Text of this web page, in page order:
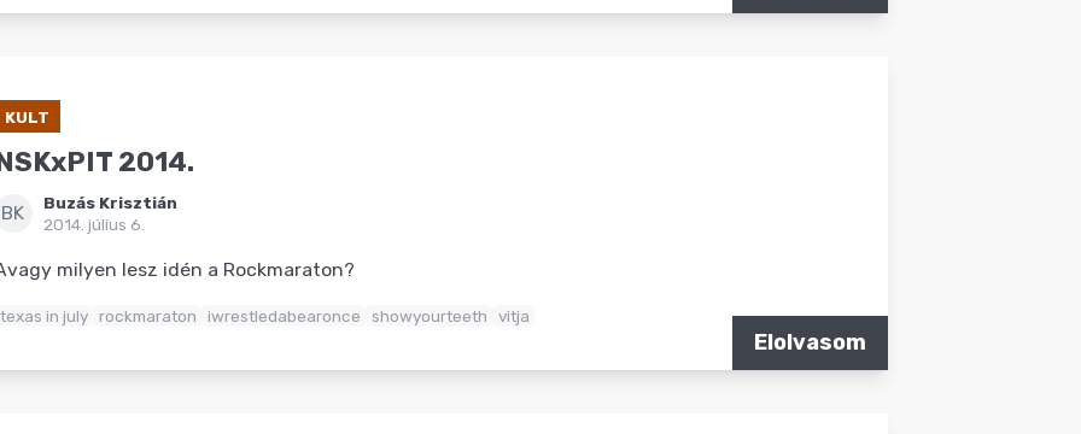
KULT
2014.
BK
Buzás Krisztián
2014. július 6.
milyen lesz idén a Rockmaraton?
texas in july rockmaraton iwrestledabearonce showyourteeth vitja
Elolvasom